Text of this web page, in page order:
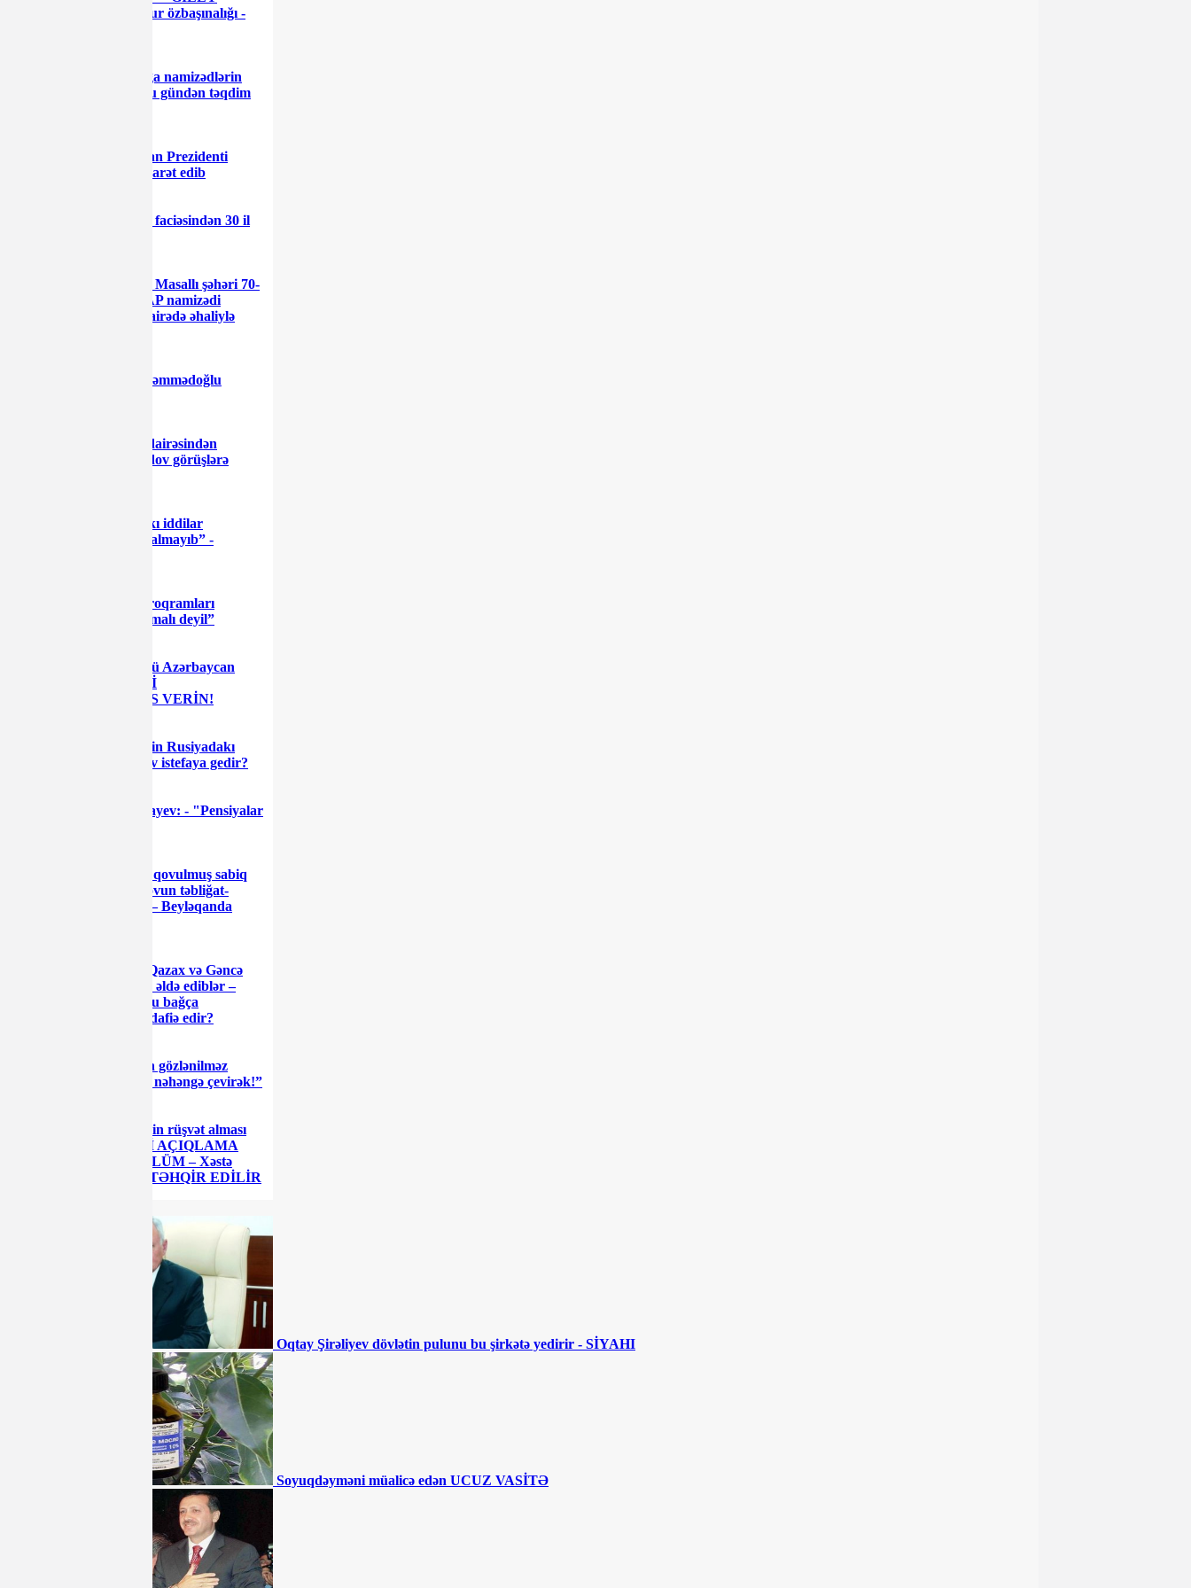
Lerikdə yaşanan məmur özbaşınalığı -
Deputatlığa namizədlərin
nəzərinə: hesabatlar bu gündən təqdim
Azərbaycan Prezidenti
Şəhidlər xiyabanını ziyarət edib
20 Yanvar faciəsindən 30 il
18 Yanvar Masallı şəhəri 70-
ci seçki dairəsindən YAP namizədi
Məşhur Məmmədov dairədə əhaliylə
Yusif Məhəmmədoğlu
Kəlbəcər dairəsindən
namizəd Aqil Məmmədov görüşlərə
"Videodakı iddilar
əsassızdır, polis rüşvət almayıb” -
“Dövlət proqramları
birdəfəlik şpris kimi olmalı deyil”
Daha güclü Azərbaycan
naminə - ÖZ LAYİQLİ
NAMİZƏDİNİZƏ SƏS VERİN!
Ermənilərin Rusiyadakı
“boz kardinalı” Lavrov istefaya gedir?
Sahil Babayev: - "Pensiyalar
Vəzifədən qovulmuş sabiq
müavin Şahin İsmayılovun təbliğat-
təşviqat işlərini aparır – Beyləqanda
AMİ-nin Qazax və Gəncə
filalından saxta diplom əldə ediblər –
Füzulidə saxta diplomlu bağça
müdirlərini kimlər müdafiə edir?
Trampdan gözlənilməz
çağırış: “İranı yenidən nəhəngə çevirək!”
Yol polisinin rüşvət alması
xəbəri ilə bağlı RƏSMİ AÇIQLAMA
2 saylı uşaq evində ZÜLÜM – Xəstə
uşaqlar belə döyülüm TƏHQİR EDİLİR
Ceyhun Bayramovdan yeni
Azərbaycanın UEFA-nın
Feyr-Pley reytinqində yeri AÇIQLANIB
Azərbaycanda QHT sədri
DƏHŞƏTLİ QƏZADA öldü
Müdafiə nazirin kortejinə
hücum olundu - ÖLƏNLƏR VAR
Sürücülərin NƏZƏRİNƏ:
Bu ərazilərdə radara düşmüsünüzsə, ləğv
İki qurum birləşdirilir,
Oqtay Şirəliyev dövlətin pulunu bu şirkətə yedirir - SİYAHI
Soyuqdəyməni müalicə edən UCUZ VASİTƏ